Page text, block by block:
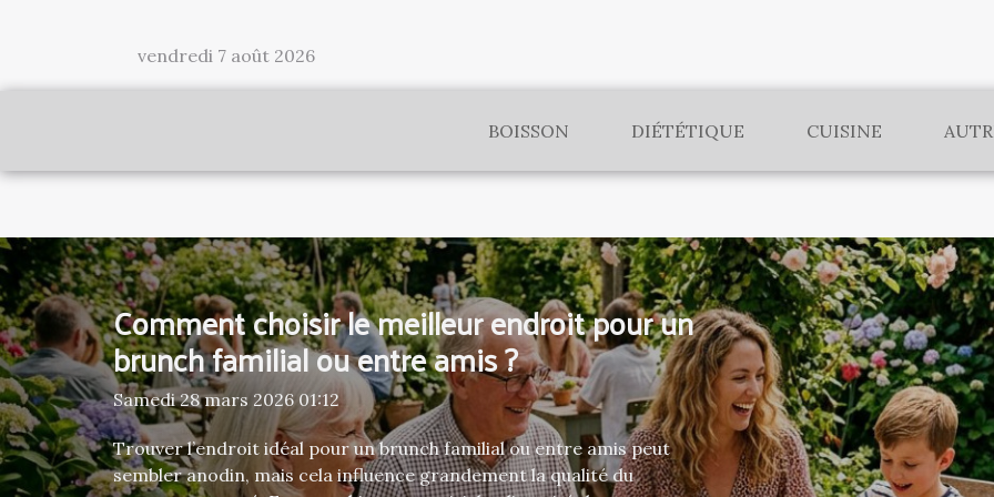
vendredi 7 août 2026
BOISSON DIÉTÉTIQUE CUISINE
Comment choisir le meilleur endroit pour un
brunch familial ou entre amis ?
Samedi 28 mars 2026 01:12
Trouver l’endroit idéal pour un brunch familial ou entre amis peut
sembler anodin, mais cela influence grandement la qualité du